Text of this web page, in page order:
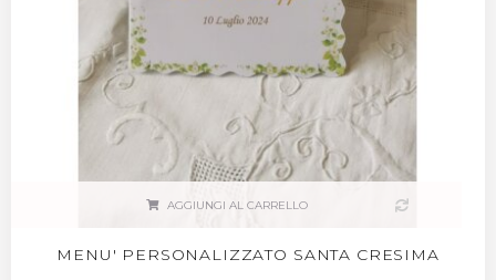
AGGIUNGI AL CARRELLO
MENU' PERSONALIZZATO SANTA CRESIMA